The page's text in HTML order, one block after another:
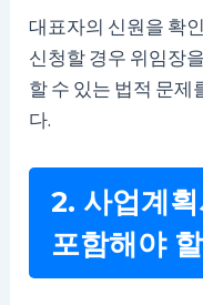
대표자의 신원을 확
신청할 경우 위임장
할 수 있는 법적 문제
다.
2. 사업계
포함해야